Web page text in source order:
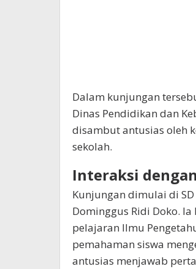
Dalam kunjungan
Dinas Pendidikan dan
disambut antusias oleh
sekolah.
Interaksi
Kunjungan dimulai di
Dominggus Ridi Doko.
pelajaran Ilmu
pemahaman siswa
antusias menjawab